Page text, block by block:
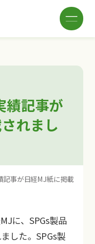
ド
品
績記事が
れまし
記事が日経MJ紙に掲載され
に、SPGs製品
した。SPGs製